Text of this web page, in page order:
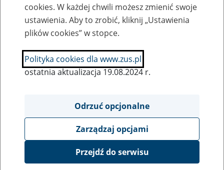
SZUKAJ
Ukryj wszystkie pozycje bazy
Forbo Techniki Budowlane Polska
cookies. W każdej chwili możesz zmienić swoje
ustawienia. Aby to zrobić, kliknij „Ustawienia
plików cookies” w stopce.
Polityka cookies dla www.zus.pl
ostatnia aktualizacja 19.08.2024 r.
Odrzuć opcjonalne
Zarządzaj opcjami
Przejdź do serwisu